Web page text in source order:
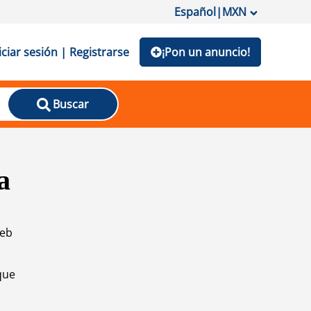
Español|MXN
sesión | Registrarse ¡Pon un anuncio!
Buscar